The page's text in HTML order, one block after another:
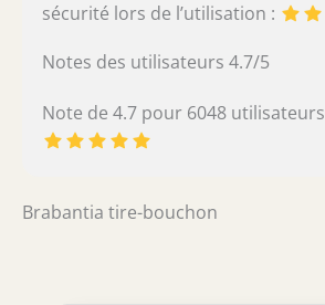
sécurité lors de l’utilisation :
Notes des utilisateurs 4.7/5
Note de 4.7 pour 6048 utilisateurs
Brabantia tire-bouchon